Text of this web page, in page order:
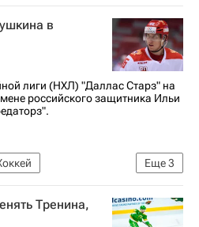
лига (НХЛ)
в
лиги (НХЛ) "Даллас Старз" на
российского защитника Ильи
Еще3
Старз
лига (НХЛ)Тренина,